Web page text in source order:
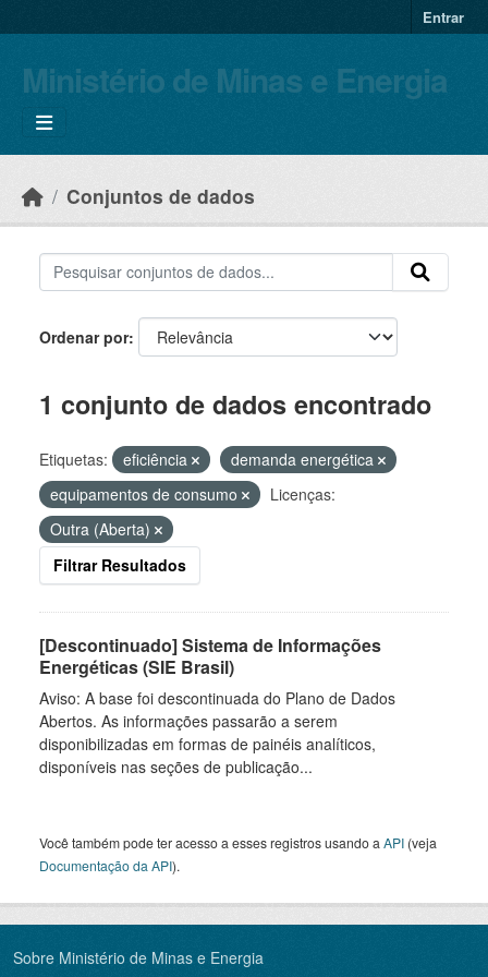
Entrar
Ministério de Minas e Energia
Conjuntos de dados
Ordenar por
1 conjunto de dados encontrado
Etiquetas: eficiência
demanda energética
equipamentos de consumo
Licenças:
Outra (Aberta)
Filtrar Resultados
[Descontinuado] Sistema de Informações
Energéticas (SIE Brasil)
Aviso: A base foi descontinuada do Plano de Dados
Abertos. As informações passarão a serem
disponibilizadas em formas de painéis analíticos,
disponíveis nas seções de publicação...
Você também pode ter acesso a esses registros usando a API (veja
Documentação da API).
Sobre Ministério de Minas e Energia